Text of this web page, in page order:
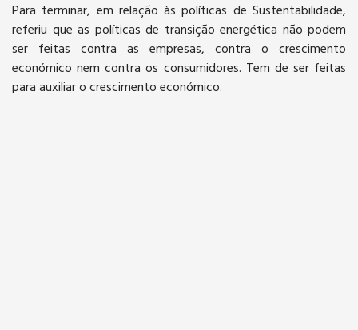
Para terminar, em relação às políticas de Sustentabilidade,
referiu que as políticas de transição energética não podem
ser feitas contra as empresas, contra o crescimento
económico nem contra os consumidores. Tem de ser feitas
para auxiliar o crescimento económico.